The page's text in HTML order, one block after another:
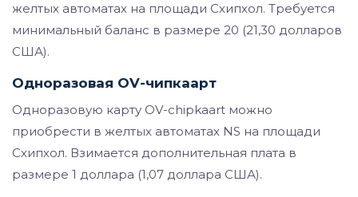
желтых автоматах на площади Схипхол. Требуется
минимальный баланс в размере 20 (21,30 долларов
США).
Одноразовая OV-чипкаарт
Одноразовую карту OV-chipkaart можно
приобрести в желтых автоматах NS на площади
Схипхол. Взимается дополнительная плата в
размере 1 доллара (1,07 доллара США).